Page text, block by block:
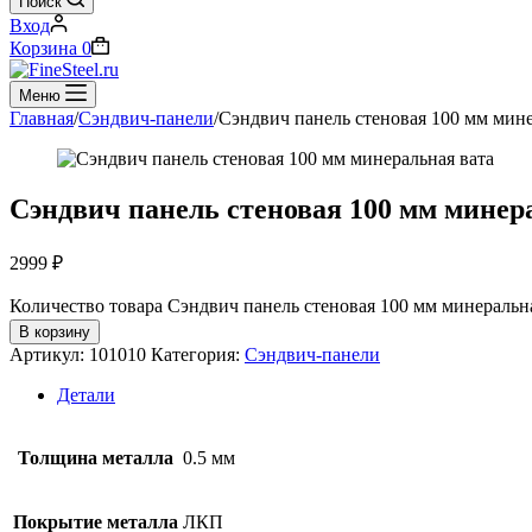
Вход
Корзина 0
Меню
Главная/Сэндвич-панели/Сэндвич панель стеновая 100 мм
Сэндвич панель стеновая 100 мм
2999 ₽
Количество товара Сэндвич панель стеновая 100 мм
В корзину
Артикул: 101010 Категория: Сэндвич-панели
Детали
Толщина металла 0.5 мм
Покрытие металла ЛКП